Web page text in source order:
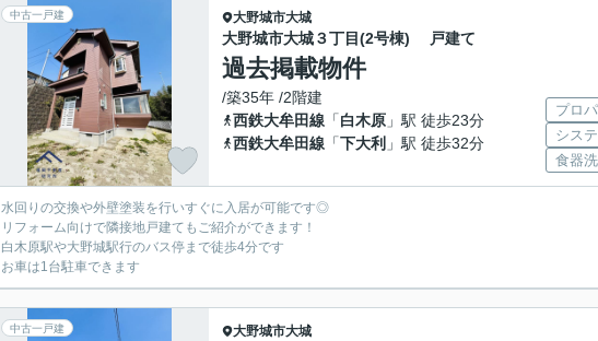
中古一戸建 大野城市大城
大野城市大城３丁目(2号棟) 戸建て
過去掲載物件
/築35年 /2階建
西鉄大牟田線 「白木原 」駅 徒歩23分
西鉄大牟田線 「下大利 」駅 徒歩32分
プロ
シス
食器
水回りの交換や外壁塗装を行いすぐに入居が可能です◎
リフォーム向けで隣接地戸建てもご紹介ができます！
白木原駅や大野城駅行のバス停まで徒歩4分です
お車は1台駐車できます
中古一戸建 大野城市大城